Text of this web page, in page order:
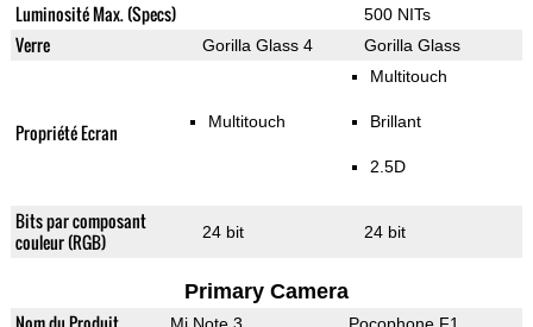
Luminosité Max. (Specs) 500 NITs
Verre Gorilla Glass 4 Gorilla Glass
Propriété Ecran Multitouch
Multitouch
Brillant
2.5D
Bits par composant
couleur (RGB)
24 bit 24 bit
Primary Camera